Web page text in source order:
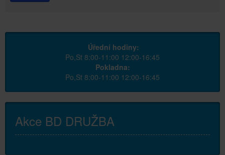
Úřední hodiny:
Po,St 8:00-11:00 12:00-16:45
Pokladna:
Po,St 8:00-11:00 12:00-16:45
Akce BD DRUŽBA